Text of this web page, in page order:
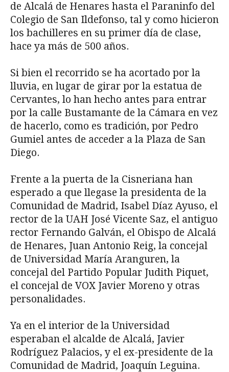
de Alcalá de Henares hasta el Paraninfo del
Colegio de San Ildefonso, tal y como hicieron
los bachilleres en su primer día de clase,
hace ya más de 500 años.
Si bien el recorrido se ha acortado por la
lluvia, en lugar de girar por la estatua de
Cervantes, lo han hecho antes para entrar
por la calle Bustamante de la Cámara en vez
de hacerlo, como es tradición, por Pedro
Gumiel antes de acceder a la Plaza de San
Diego.
Frente a la puerta de la Cisneriana han
esperado a que llegase la presidenta de la
Comunidad de Madrid, Isabel Díaz Ayuso, el
rector de la UAH José Vicente Saz, el antiguo
rector Fernando Galván, el Obispo de Alcalá
de Henares, Juan Antonio Reig, la concejal
de Universidad María Aranguren, la
concejal del Partido Popular Judith Piquet,
el concejal de VOX Javier Moreno y otras
personalidades.
Ya en el interior de la Universidad
esperaban el alcalde de Alcalá, Javier
Rodríguez Palacios, y el ex-presidente de la
Comunidad de Madrid, Joaquín Leguina.